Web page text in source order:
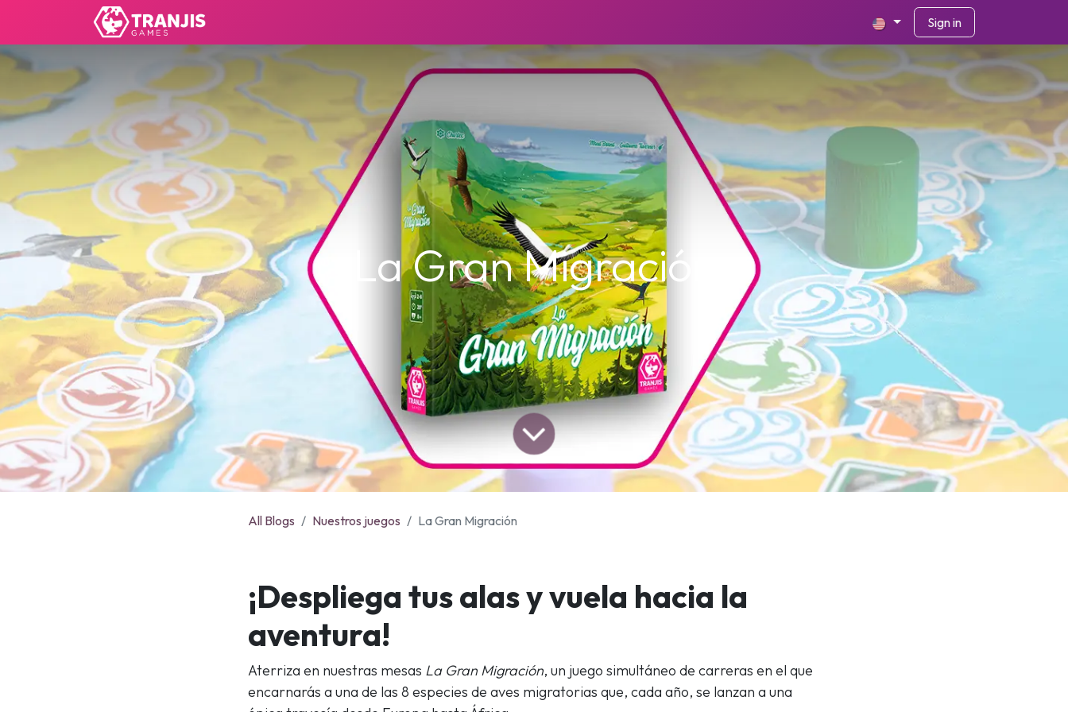
Sign in
La Gran Migración
All Blogs Nuestros juegos La Gran Migración
¡Despliega tus alas y vuela hacia la
aventura!
Aterriza en nuestras mesas La Gran Migración, un juego simultáneo de carreras en el que
encarnarás a una de las 8 especies de aves migratorias que, cada año, se lanzan a una